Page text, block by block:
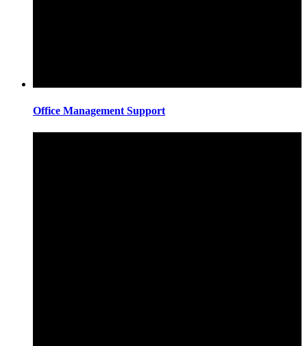
Office Management Support